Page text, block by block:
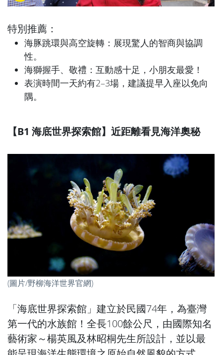
特別推薦：
海豚跳環與高空旋轉：展現驚人的智商與協調
性。
海獅握手、敬禮：互動感十足，小朋友最愛！
表演時間一天約有2–3場，建議提早入座以免向
隅。
【B1 海底世界探索館】近距離看見海洋奧秘
(圖片/野柳海洋世界官網)
「海底世界探索館」建立於民國74年，為臺灣
第一代的水族館！全長100餘公尺，由國際知名
藝術家～楊英風及林昭桐先生所設計，並以最